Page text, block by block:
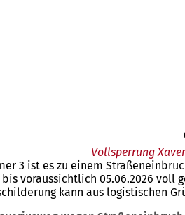
Vollsperrung
3 ist es zu einem
voraussichtlich 05.06.2026
kann aus logistischen